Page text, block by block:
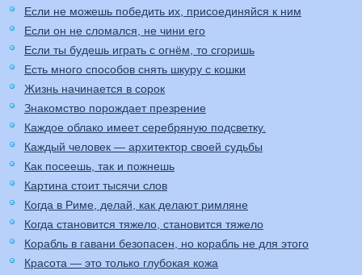
Если не можешь победить их, присоединяйся к ним
Если он не сломался, не чини его
Если ты будешь играть с огнём, то сгоришь
Есть много способов снять шкуру с кошки
Жизнь начинается в сорок
Знакомство порождает презрение
Каждое облако имеет серебряную подсветку.
Каждый человек — архитектор своей судьбы
Как посеешь, так и пожнешь
Картина стоит тысячи слов
Когда в Риме, делай, как делают римляне
Когда становится тяжело, становится тяжело
Корабль в гавани безопасен, но корабль не для этого
Красота — это только глубокая кожа